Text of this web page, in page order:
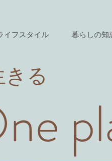
イフスタイル 暮らしの知
る